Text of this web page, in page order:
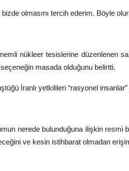
olmasını tercih ederim. Böyle
nükleer tesislerine düzenlenen
masada olduğunu belirtti.
İranlı yetkilileri “rasyonel insanlar”
nerede bulunduğuna ilişkin resmi
ve kesin istihbarat olmadan